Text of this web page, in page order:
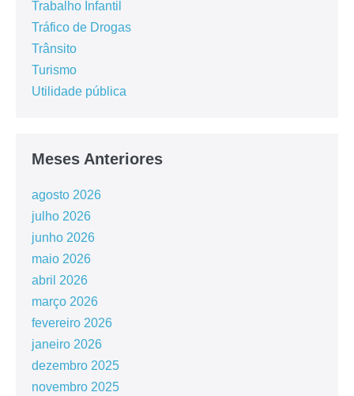
Trabalho Infantil
Tráfico de Drogas
Trânsito
Turismo
Utilidade pública
Meses Anteriores
agosto 2026
julho 2026
junho 2026
maio 2026
abril 2026
março 2026
fevereiro 2026
janeiro 2026
dezembro 2025
novembro 2025